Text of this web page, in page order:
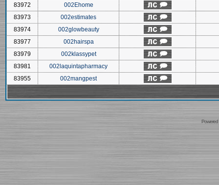
83972
002Ehome
83973
002estimates
83974
002glowbeauty
83977
002hairspa
83979
002klassypet
83981
002laquintapharmacy
83955
002mangpest